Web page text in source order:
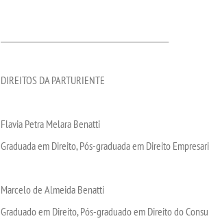
DIREITOS DA PARTURIENTE
Flavia Petra Melara Benatti
Graduada em Direito, Pós-graduada em Direito
Marcelo de Almeida Benatti
Graduado em Direito, Pós-graduado em Direito do